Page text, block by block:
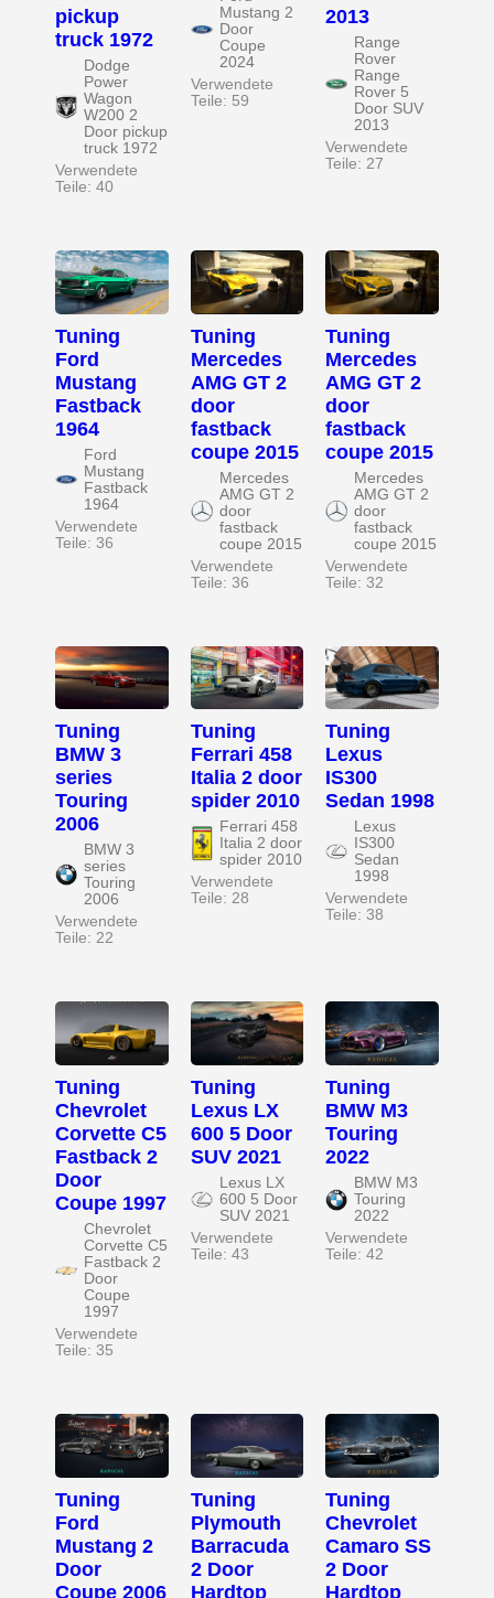
pickup
truck 1972
Dodge
Power
Wagon
W200 2
Door pickup
truck 1972
Verwendete
Teile: 40
Mustang 2
Door
Coupe
2024
Verwendete
Teile: 59
2013
Range
Rover
Range
Rover 5
Door SUV
2013
Verwendete
Teile: 27
Tuning
Ford
Mustang
Fastback
1964
Ford
Mustang
Fastback
1964
Verwendete
Teile: 36
Tuning
Mercedes
AMG GT 2
door
fastback
coupe 2015
Mercedes
AMG GT 2
door
fastback
coupe 2015
Verwendete
Teile: 36
Tuning
Mercedes
AMG GT 2
door
fastback
coupe 2015
Mercedes
AMG GT 2
door
fastback
coupe 2015
Verwendete
Teile: 32
Tuning
BMW 3
series
Touring
2006
BMW 3
series
Touring
2006
Verwendete
Teile: 22
Tuning
Ferrari 458
Italia 2 door
spider 2010
Ferrari 458
Italia 2 door
spider 2010
Verwendete
Teile: 28
Tuning
Lexus
IS300
Sedan 1998
Lexus
IS300
Sedan
1998
Verwendete
Teile: 38
Tuning
Chevrolet
Corvette C5
Fastback 2
Door
Coupe 1997
Chevrolet
Corvette C5
Fastback 2
Door
Coupe
1997
Verwendete
Teile: 35
Tuning
Lexus LX
600 5 Door
SUV 2021
Lexus LX
600 5 Door
SUV 2021
Verwendete
Teile: 43
Tuning
BMW M3
Touring
2022
BMW M3
Touring
2022
Verwendete
Teile: 42
Tuning
Ford
Mustang 2
Door
Coupe 2006
Tuning
Plymouth
Barracuda
2 Door
Hardtop
Tuning
Chevrolet
Camaro SS
2 Door
Hardtop